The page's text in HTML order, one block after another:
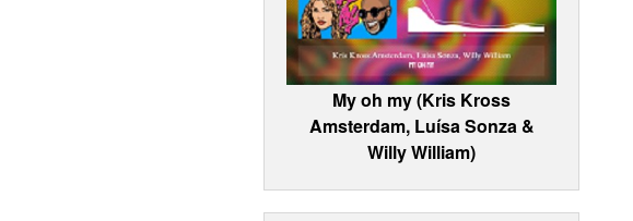
My oh my (Kris Kross
Amsterdam, Luísa Sonza &
Willy William)